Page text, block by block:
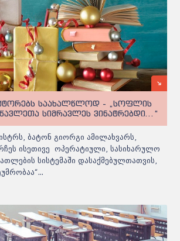
საახალწლოდ - „სოფლის
სიმრავლეს ვინატრებდი...“
ბატონ გიორგი ამილახვარს,
ისეთივე ოპერატიული, სასიხარულო
სისტემაში დასაქმებულთათვის,